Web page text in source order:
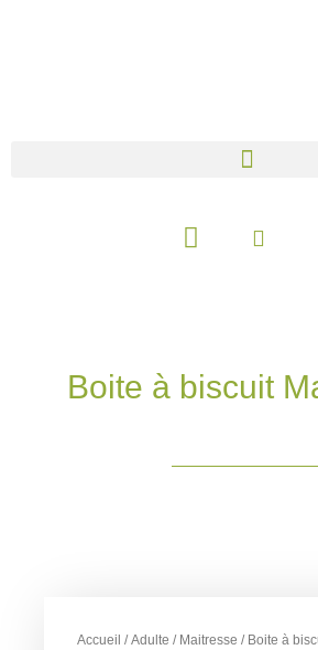
Panier
Boite à biscuit
Accueil /Adulte / Maitresse / Boite à